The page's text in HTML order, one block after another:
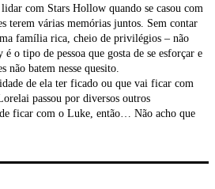
com Stars Hollow quando se casou com
terem várias memórias juntos. Sem contar
família rica, cheio de privilégios – não
o tipo de pessoa que gosta de se esforçar e
batem nesse quesito.
de ela ter ficado ou que vai ficar com
passou por diversos outros
ficar com o Luke, então… Não acho que